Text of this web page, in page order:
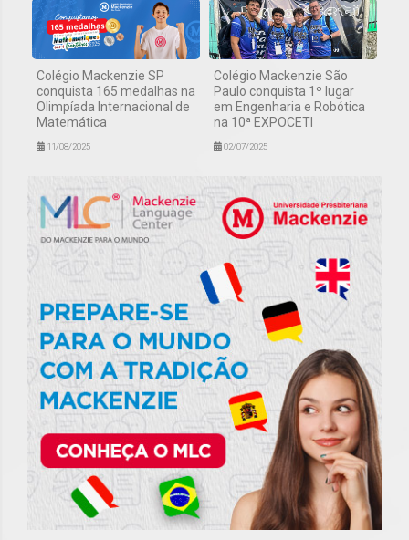
Colégio Mackenzie SP
conquista 165 medalhas na
Olimpíada Internacional de
Matemática
11/08/2025
Colégio Mackenzie São
Paulo conquista 1º lugar
em Engenharia e Robótica
na 10ª EXPOCETI
02/07/2025